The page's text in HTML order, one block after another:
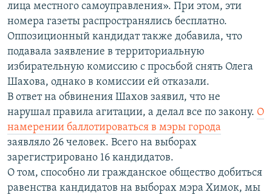
лица местного самоуправления». При этом, эти
номера газеты распространялись бесплатно.
Оппозиционный кандидат также добавила, что
подавала заявление в территориальную
избирательную комиссию с просьбой снять Олега
Шахова, однако в комиссии ей отказали.
В ответ на обвинения Шахов заявил, что не
нарушал правила агитации, а делал все по закону. О
намерении баллотироваться в мэры города
заявляло 26 человек. Всего на выборах
зарегистрировано 16 кандидатов.
О том, способно ли гражданское общество добиться
равенства кандидатов на выборах мэра Химок, мы